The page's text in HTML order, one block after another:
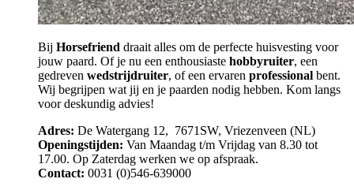
Bij Horsefriend draait alles om de perfecte huisvesting voor
jouw paard. Of je nu een enthousiaste hobbyruiter, een
gedreven wedstrijdruiter, of een ervaren professional bent.
Wij begrijpen wat jij en je paarden nodig hebben. Kom langs
voor deskundig advies!
Adres: De Watergang 12, 7671SW, Vriezenveen (NL)
Openingstijden: Van Maandag t/m Vrijdag van 8.30 tot
17.00. Op Zaterdag werken we op afspraak.
Contact: 0031 (0)546-639000